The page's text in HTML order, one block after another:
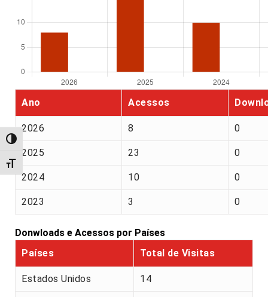
Alternar alto contraste
Alternar tamanho da fonte
Ano Acessos
2026 8 0
2025 23 0
2024 10 0
2023 3 0
Donwloads e Acessos por Países
Países
Total de Visitas
Estados Unidos 14